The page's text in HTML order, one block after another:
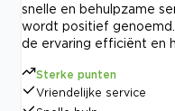
snelle en behulpzame
wordt positief
de ervaring efficiënt en
Sterke punten
Vriendelijke service